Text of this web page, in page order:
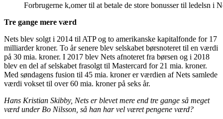
Forbrugerne k,omer til at betale de store bonusser til ledelsn i
Tre gange mere værd
Nets blev solgt i 2014 til ATP og to amerikanske kapitalfonde for 17
milliarder kroner. To år senere blev selskabet børsnoteret til en værdi
på 30 mia. kroner. I 2017 blev Nets afnoteret fra børsen og i 2018
blev en del af selskabet frasolgt til Mastercard for 21 mia. kroner.
Med søndagens fusion til 45 mia. kroner er værdien af Nets samlede
værdi vokset til over 60 mia. kroner på seks år.
Hans Kristian Skibby, Nets er blevet mere end tre gange så meget
værd under Bo Nilsson, så han har vel været pengene værd?